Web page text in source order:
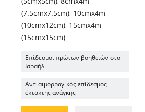
(7.5cmx7.5cm), 10cmx4m
(10cmx12cm), 15cmx4m
(15cmx15cm)
Επίδεσμοι πρώτων βοηθειών στο
Ισραήλ
Αντιαιμορραγικός επίδεσμος
έκτακτης ανάγκης